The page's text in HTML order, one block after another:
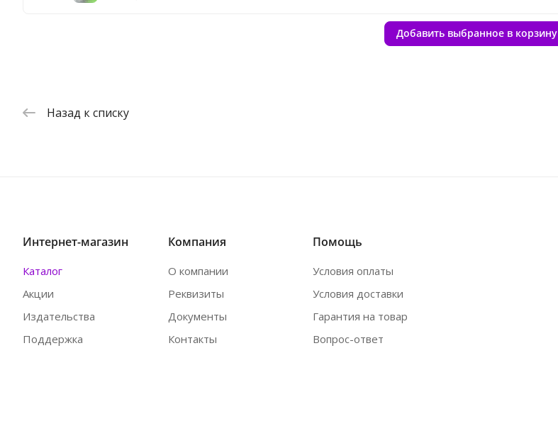
Добавить выбранное в корзину
Назад к списку
Интернет-магазин
Каталог
Акции
Издательства
Поддержка
Компания
О компании
Реквизиты
Документы
Контакты
Помощь
Условия оплаты
Условия доставки
Гарантия на товар
Вопрос-ответ